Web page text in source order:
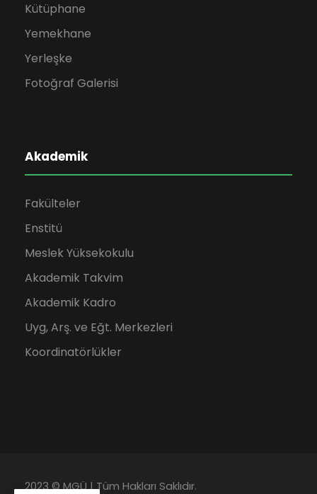
Kütüphane
Yemekhane
Yerleşke
Fotoğraf Galerisi
Akademik
Fakülteler
Enstitü
Meslek Yüksekokulu
Akademik Takvim
Akademik Kadro
Uyg, Arş. ve Eğt. Merkezleri
Koordinatörlükler
2023 © MGÜ | Tüm Hakları Saklıdır.